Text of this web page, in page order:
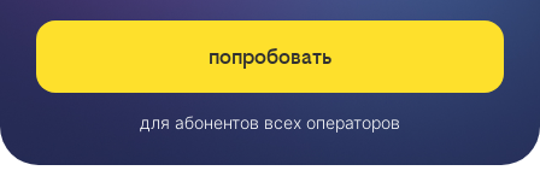
попробовать
для абонентов всех операторов